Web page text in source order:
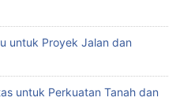
untuk Proyek Jalan dan
untuk Perkuatan Tanah dan